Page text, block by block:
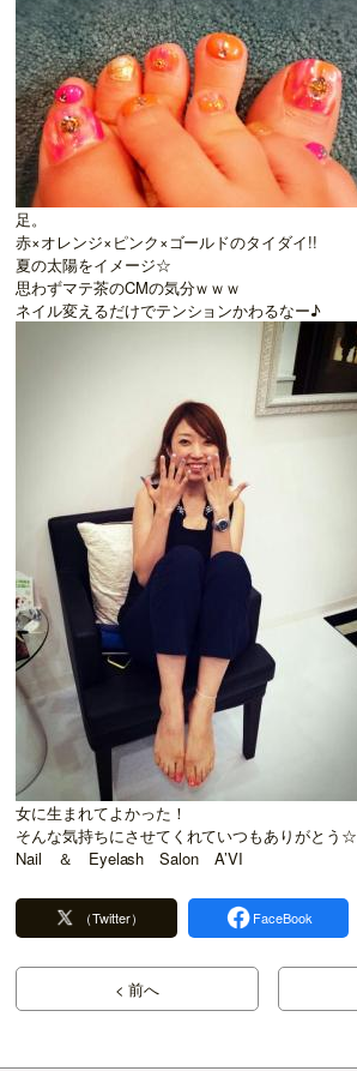
足。
赤×オレンジ×ピンク×ゴールドのタイダイ!!
夏の太陽をイメージ☆
思わずマテ茶のCMの気分ｗｗｗ
ネイル変えるだけでテンションかわるなー♪
女に生まれてよかった！
そんな気持ちにさせてくれていつもありがとう☆
Nail ＆ Eyelash Salon A’VI
（Twitter） FaceBook
< 前へ